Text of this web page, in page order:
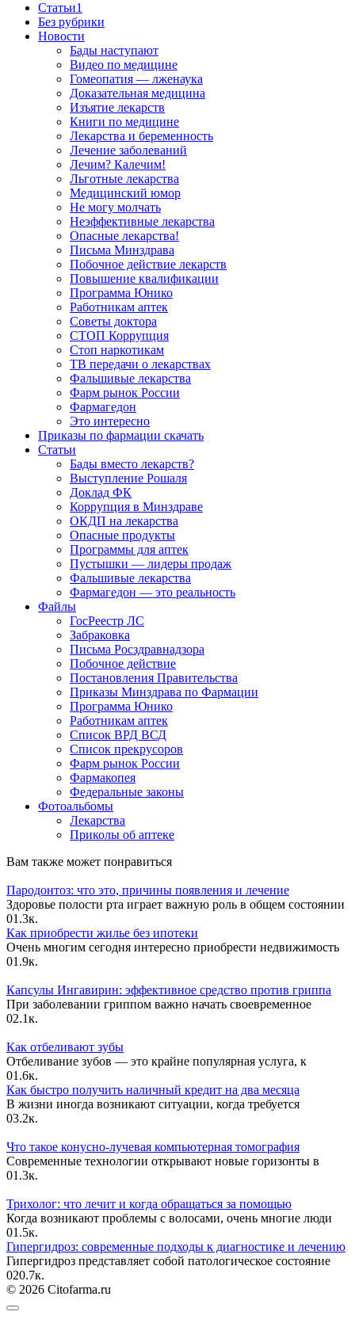
Cтатьи1
Без рубрики
Новости
Бады наступают
Видео по медицине
Гомеопатия — лженаука
Доказательная медицина
Изъятие лекарств
Книги по медицине
Лекарства и беременность
Лечение заболеваний
Лечим? Калечим!
Льготные лекарства
Медицинский юмор
Не могу молчать
Неэффективные лекарства
Опасные лекарства!
Письма Минздрава
Побочное действие лекарств
Повышение квалификации
Программа Юнико
Работникам аптек
Советы доктора
СТОП Коррупция
Стоп наркотикам
ТВ передачи о лекарствах
Фальшивые лекарства
Фарм рынок России
Фармагедон
Это интересно
Приказы по фармации скачать
Статьи
Бады вместо лекарств?
Выступление Рошаля
Доклад ФК
Коррупция в Минздраве
ОКДП на лекарства
Опасные продукты
Программы для аптек
Пустышки — лидеры продаж
Фальшивые лекарства
Фармагедон — это реальность
Файлы
ГосРеестр ЛС
Забраковка
Письма Росздравнадзора
Побочное действие
Постановления Правительства
Приказы Минздрава по Фармации
Программа Юнико
Работникам аптек
Список ВРД ВСД
Список прекрусоров
Фарм рынок России
Фармакопея
Федеральные законы
Фотоальбомы
Лекарства
Приколы об аптеке
Вам также может понравиться
Пародонтоз: что это, причины появления и лечение
Здоровье полости рта играет важную роль в общем состоянии
01.3к.
Как приобрести жилье без ипотеки
Очень многим сегодня интересно приобрести недвижимость
01.9к.
Капсулы Ингавирин: эффективное средство против гриппа
При заболевании гриппом важно начать своевременное
02.1к.
Как отбеливают зубы
Отбеливание зубов — это крайне популярная услуга, к
01.6к.
Как быстро получить наличный кредит на два месяца
В жизни иногда возникают ситуации, когда требуется
03.2к.
Что такое конусно-лучевая компьютерная томография
Современные технологии открывают новые горизонты в
01.3к.
Трихолог: что лечит и когда обращаться за помощью
Когда возникают проблемы с волосами, очень многие люди
01.5к.
Гипергидроз: современные подходы к диагностике и лечению
Гипергидроз представляет собой патологическое состояние
020.7к.
© 2026 Citofarma.ru